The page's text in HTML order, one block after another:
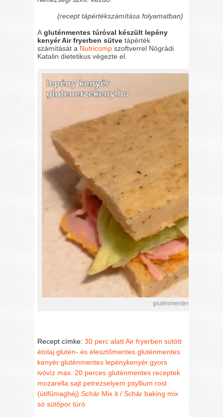
(recept tápértékszámítása folyamatban)
A gluténmentes túróval készült lepény
kenyér Air fryerben sütvetápérték
számítását a Nutricomp szoftverrel Nógrádi
Katalin dietetikus végezte el.
gluténmentes lepény
Recept címke:30 perc alattAir fryerben sütött
étolaj glutén- és élesztőmentes gluténmentes
kenyér gluténmentes lepénykenyér gyors
ivóvíz max. 20 perces gluténmentes receptek
mozarella sajt petrezselyem psyllium rost
(útifűmaghéj) Schär Mix it / Schär baking mix
só sütőpor túró